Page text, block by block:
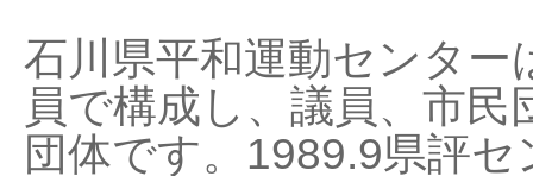
石川県平和運動センタ
員で構成し、議員、市
団体です。1989.9県評